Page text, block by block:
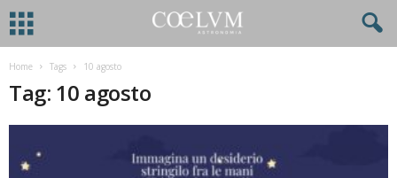
Home Tags 10 agosto
Tag: 10 agosto